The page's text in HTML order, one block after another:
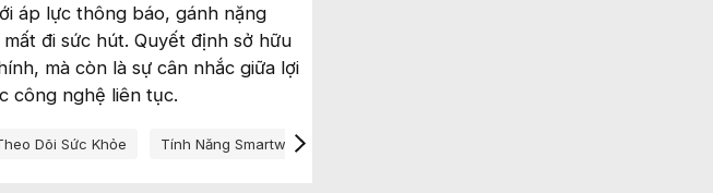
áp lực thông báo, gánh nặng
đi sức hút. Quyết định sở hữu
mà còn là sự cân nhắc giữa lợi
công nghệ liên tục.
Dõi Sức Khỏe Tính Năng Smartwatch